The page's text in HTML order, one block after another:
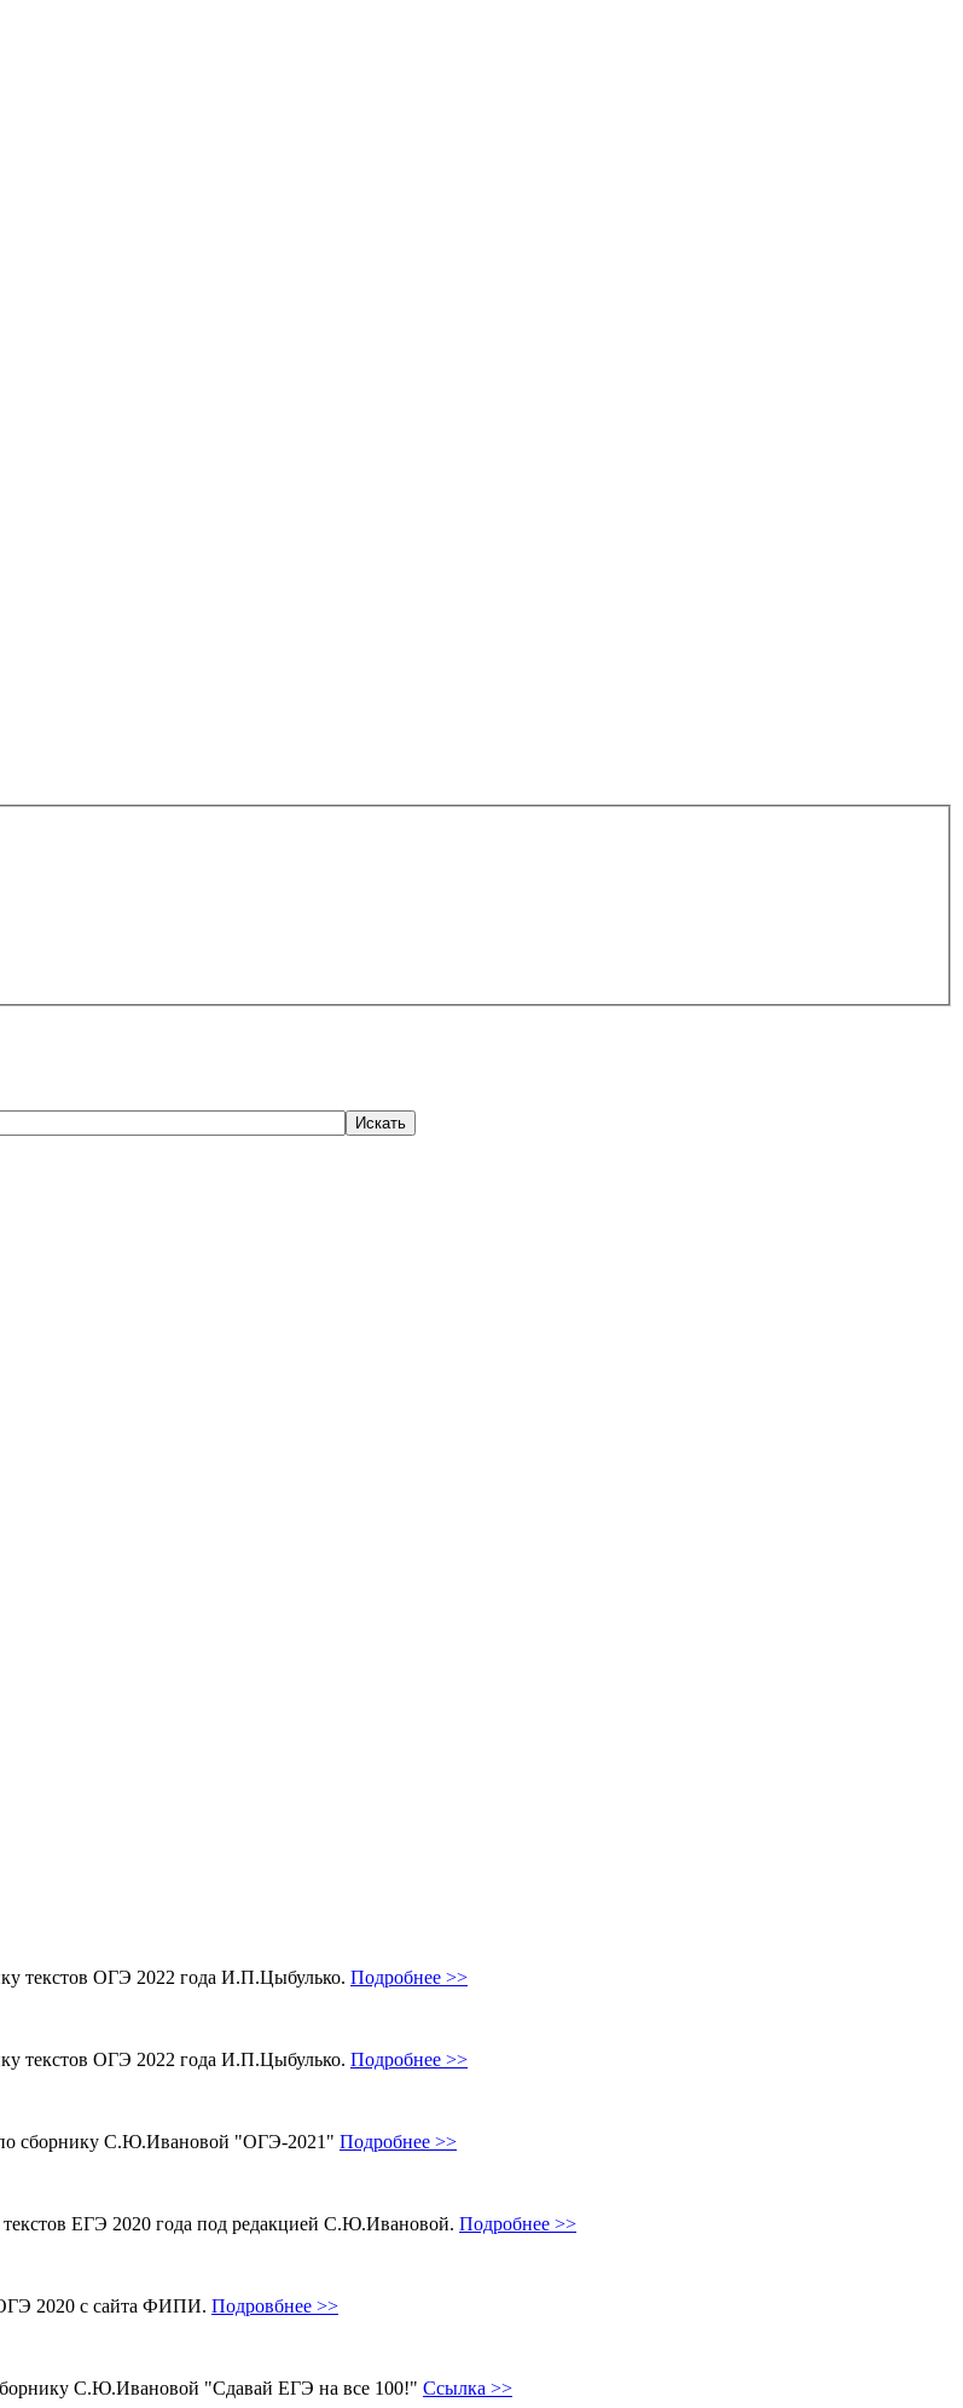
текстов ОГЭ 2022 года И.П.Цыбулько. Подробнее >>
текстов ОГЭ 2022 года И.П.Цыбулько. Подробнее >>
по сборнику С.Ю.Ивановой "ОГЭ-2021" Подробнее >>
ЕГЭ 2020 года под редакцией С.Ю.Ивановой. Подробнее >>
ОГЭ 2020 с сайта ФИПИ. Подровбнее >>
С.Ю.Ивановой "Сдавай ЕГЭ на все 100!" Ссылка >>